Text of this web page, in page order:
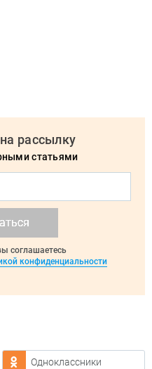
рассылку
статьями
соглашаетесь
конфиденциальности
Одноклассники